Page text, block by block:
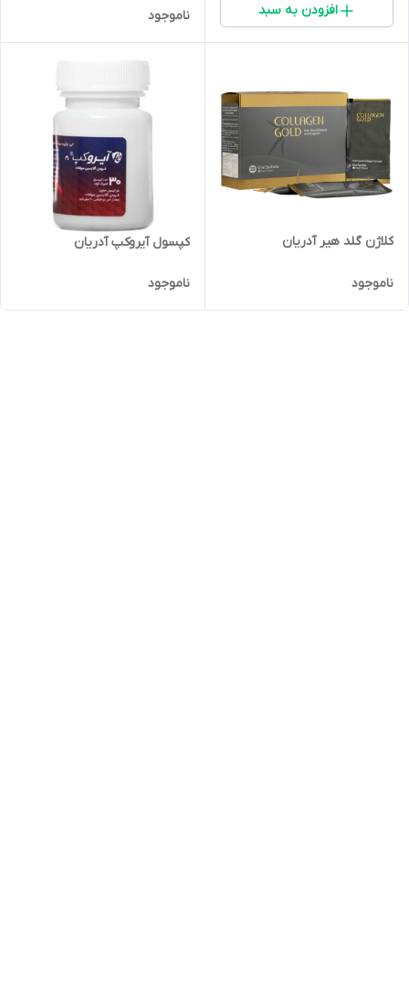
افزودن به سبد ناموجود
کلاژن گلد هیر آدریان
ناموجود
کپسول آیروکپ آدریان
ناموجود